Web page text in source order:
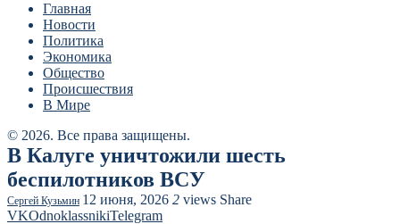
Главная
Новости
Политика
Экономика
Общество
Происшествия
В Мире
© 2026. Все права защищены.
В Калуге уничтожили шесть
беспилотников ВСУ
Сергей Кузьмин 12 июня, 2026 2 views Share
VKOdnoklassnikiTelegram